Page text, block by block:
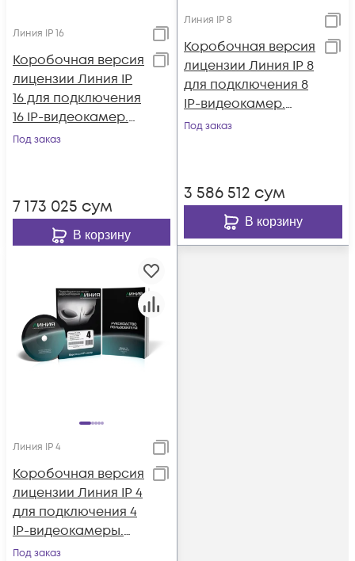
Линия IP 16
Коробочная версия
лицензии Линия IP
16 для подключения
16 IP-видеокамер.
Количество
Под заказ
7 173 025 сум
В корзину
Линия IP 8
Коробочная версия
лицензии Линия IP 8
для подключения 8
IP-видеокамер.
Количество
Под заказ
3 586 512 сум
В корзину
Линия IP 4
Коробочная версия
лицензии Линия IP 4
для подключения 4
IP-видеокамеры.
Количество
Под заказ